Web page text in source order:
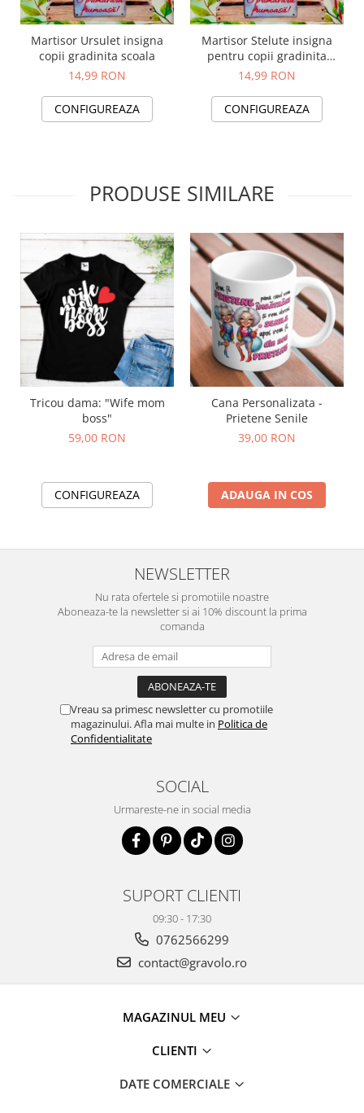
Martisor Ursulet insigna
copii gradinita scoala
14,99 RON
CONFIGUREAZA
Martisor Stelute insigna
pentru copii gradinita
scoala
14,99 RON
CONFIGUREAZA
PRODUSE SIMILARE
Tricou dama: "Wife mom
boss"
59,00 RON
CONFIGUREAZA
Cana Personalizata -
Prietene Senile
39,00 RON
ADAUGA IN COS
NEWSLETTER
Nu rata ofertele si promotiile noastre
Aboneaza-te la newsletter si ai 10% discount la prima
comanda
Vreau sa primesc newsletter cu promotiile
magazinului. Afla mai multe in Politica de
Confidentialitate
SOCIAL
Urmareste-ne in social media
SUPORT CLIENTI
09:30 - 17:30
0762566299
contact@gravolo.ro
MAGAZINUL MEU
CLIENTI
DATE COMERCIALE